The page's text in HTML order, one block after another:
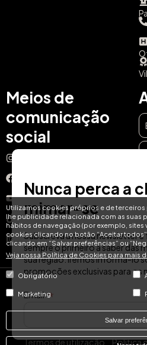
Utilizamos cookies próprios e de
lhe publicidade relacionada com as suas
hábitos de navegação (por exemplo,
cookies clicando no botão “Aceitar
clicando em “Salvar preferências” ou
Veja nossa Política de Cookies para mais
Obrigatório
Marketing
Salvar
Meios de
comunicação
social
YouTube
TikTok
LinkedIn
© Hotel
Tel: +34 871 51 00 40
Termos de utilização Política
Nunca perca a
mimar-se
Subscreva a nossa newsletter
sempre o primeiro a saber das
sua região. Iremos informá-lo
promoções exclusivas para os
Email